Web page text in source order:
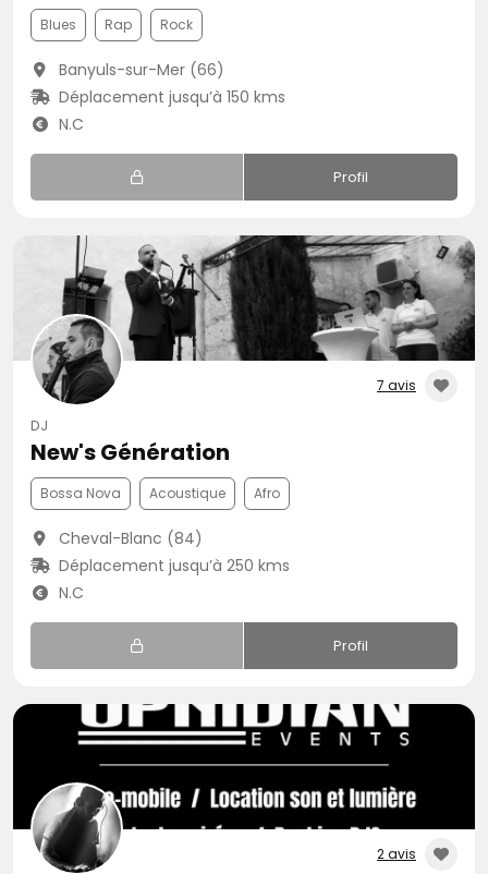
Blues Rap Rock
Banyuls-sur-Mer (66)
Déplacement jusqu’à 150 kms
N.C
Profil
7 avis
DJ
New's Génération
Bossa Nova Acoustique Afro
Cheval-Blanc (84)
Déplacement jusqu’à 250 kms
N.C
Profil
2 avis